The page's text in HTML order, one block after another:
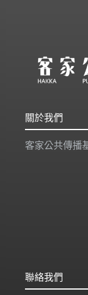
關於我們
客家公共傳播
聯絡我們